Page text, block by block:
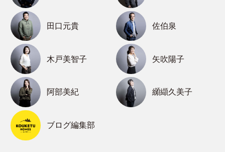
田口元貴 佐伯泉
木戸美智子 矢吹陽子
阿部美紀 纐纈久美子
ブログ編集部